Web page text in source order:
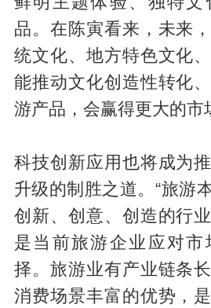
品。在陈寅看来，未来
统文化、地方特色文化
能推动文化创造性转化
游产品，会赢得更大的市
科技创新应用也将成为
升级的制胜之道。“旅游
创新、创意、创造的行
是当前旅游企业应对市
择。旅游业有产业链条
消费场景丰富的优势，